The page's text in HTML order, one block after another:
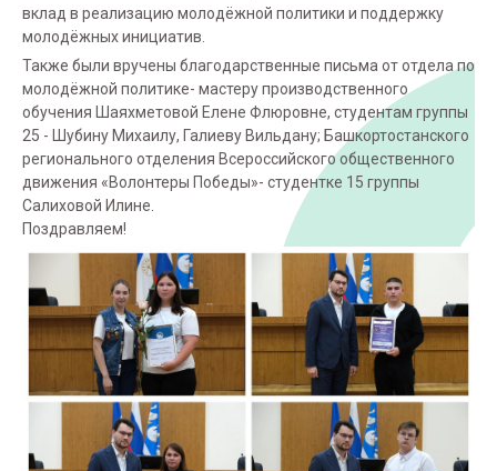
вклад в реализацию молодёжной политики и поддержку
молодёжных инициатив.
Также были вручены благодарственные письма от отдела по
молодёжной политике- мастеру производственного
обучения Шаяхметовой Елене Флюровне, студентам группы
25 - Шубину Михаилу, Галиеву Вильдану; Башкортостанского
регионального отделения Всероссийского общественного
движения «Волонтеры Победы»- студентке 15 группы
Салиховой Илине.
Поздравляем!